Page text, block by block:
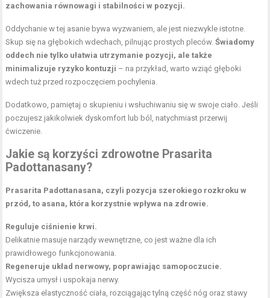
zachowania równowagi i stabilności w pozycji.
Oddychanie w tej asanie bywa wyzwaniem, ale jest niezwykle istotne.
Skup się na głębokich wdechach, pilnując prostych pleców.Świadomy
oddech nie tylko ułatwia utrzymanie pozycji, ale także
minimalizuje ryzyko kontuzji – na przykład, warto wziąć głęboki
wdech tuż przed rozpoczęciem pochylenia.
Dodatkowo, pamiętaj o skupieniu i wsłuchiwaniu się w swoje ciało. Jeśli
poczujesz jakikolwiek dyskomfort lub ból, natychmiast przerwij
ćwiczenie.
Jakie są korzyści zdrowotne Prasarita
Padottanasany?
Prasarita Padottanasana, czyli pozycja szerokiego rozkroku w
przód, to asana, która korzystnie wpływa na zdrowie.
Reguluje ciśnienie krwi.
Delikatnie masuje narządy wewnętrzne, co jest ważne dla ich
prawidłowego funkcjonowania.
Regeneruje układ nerwowy, poprawiając samopoczucie.
Wycisza umysł i uspokaja nerwy.
Zwiększa elastyczność ciała, rozciągając tylną część nóg oraz stawy